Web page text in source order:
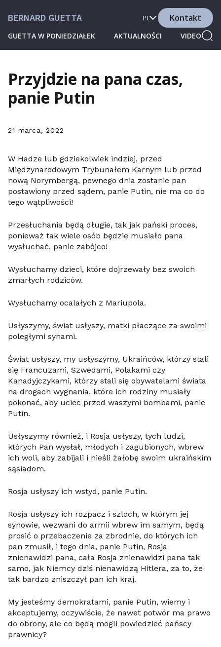
BERNARD GUETTA
GUETTA W PONIEDZIAŁEK AKTUALNOŚCI VIDEO
PL Kontakt
Przyjdzie na pana czas,
panie Putin
21 marca, 2022
W Hadze lub gdziekolwiek indziej, przed
Międzynarodowym Trybunałem Karnym lub przed
nową Norymbergą, pewnego dnia zostanie pan
postawiony przed sądem, panie Putin, nie ma co do
tego wątpliwości!
Przesłuchania będą długie, tak jak pański proces,
ponieważ tak wiele osób będzie musiało pana
wysłuchać, panie zabójco!
Wysłuchamy dzieci, które dojrzewały bez swoich
zmarłych rodziców.
Wysłuchamy ocalałych z Mariupola.
Usłyszymy, świat usłyszy, matki płaczące za swoimi
poległymi synami.
Świat usłyszy, my usłyszymy, Ukraińców, którzy stali
się Francuzami, Szwedami, Polakami czy
Kanadyjczykami, którzy stali się obywatelami świata
na drogach wygnania, które ich rodziny musiały
pokonać, aby uciec przed waszymi bombami, panie
Putin.
Usłyszymy również, i Rosja usłyszy, tych ludzi,
których Pan wysłał, młodych i zagubionych, wbrew
ich woli, aby zabijali i nieśli żałobę swoim ukraińskim
sąsiadom.
Rosja usłyszy ich wstyd, panie Putin.
Rosja usłyszy ich rozpacz i szloch, w którym jej
synowie, wezwani do armii wbrew im samym, będą
prosić o przebaczenie za zbrodnie, do których ich
pan zmusił, i tego dnia, panie Putin, Rosja
znienawidzi pana, cała Rosja znienawidzi pana tak
samo, jak Niemcy dziś nienawidzą Hitlera, za to, że
tak bardzo zniszczył pan ich kraj.
My jesteśmy demokratami, panie Putin, wiemy i
akceptujemy, oczywiście, że nawet potwór ma prawo
do obrony, ale co będą mogli powiedzieć pańscy
prawnicy?